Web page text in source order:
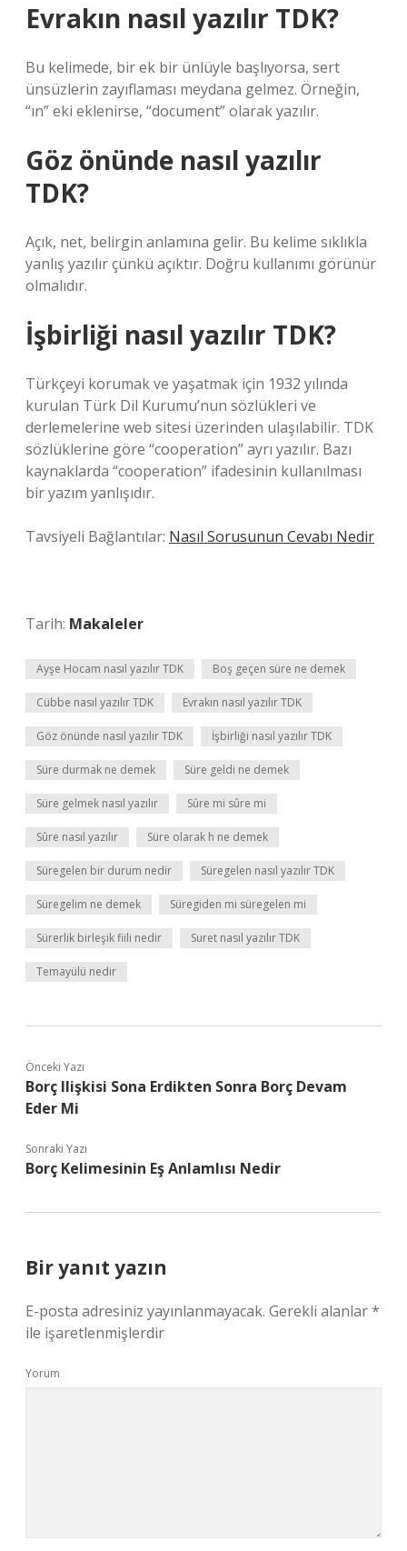
Evrakın nasıl yazılır TDK?
Bu kelimede, bir ek bir ünlüyle başlıyorsa, sert
ünsüzlerin zayıflaması meydana gelmez. Örneğin,
“ın” eki eklenirse, “document” olarak yazılır.
Göz önünde nasıl yazılır
TDK?
Açık, net, belirgin anlamına gelir. Bu kelime sıklıkla
yanlış yazılır çünkü açıktır. Doğru kullanımı görünür
olmalıdır.
İşbirliği nasıl yazılır TDK?
Türkçeyi korumak ve yaşatmak için 1932 yılında
kurulan Türk Dil Kurumu’nun sözlükleri ve
derlemelerine web sitesi üzerinden ulaşılabilir. TDK
sözlüklerine göre “cooperation” ayrı yazılır. Bazı
kaynaklarda “cooperation” ifadesinin kullanılması
bir yazım yanlışıdır.
Tavsiyeli Bağlantılar: Nasıl Sorusunun Cevabı Nedir
Tarih: Makaleler
Ayşe Hocam nasıl yazılır TDK Boş geçen süre ne demek
Cübbe nasıl yazılır TDK Evrakın nasıl yazılır TDK
Göz önünde nasıl yazılır TDK İşbirliği nasıl yazılır TDK
Süre durmak ne demek Süre geldi ne demek
Süre gelmek nasıl yazılır Sûre mi sûre mi
Sûre nasıl yazılır Süre olarak h ne demek
Süregelen bir durum nedir Süregelen nasıl yazılır TDK
Süregelim ne demek Süregiden mi süregelen mi
Sürerlik birleşik fiili nedir Suret nasıl yazılır TDK
Temayülü nedir
Önceki Yazı
Borç Ilişkisi Sona Erdikten Sonra Borç Devam
Eder Mi
Sonraki Yazı
Borç Kelimesinin Eş Anlamlısı Nedir
Bir yanıt yazın
E-posta adresiniz yayınlanmayacak. Gerekli alanlar*
ile işaretlenmişlerdir
Yorum